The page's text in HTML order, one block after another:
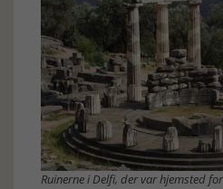
Ruinerne i Delfi, der var hjemsted